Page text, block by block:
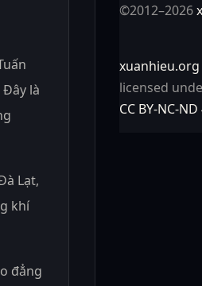
là
Lạt,
khí
đẳng
©2012–2026
xuanhieu.org
licensed
CC BY-NC-